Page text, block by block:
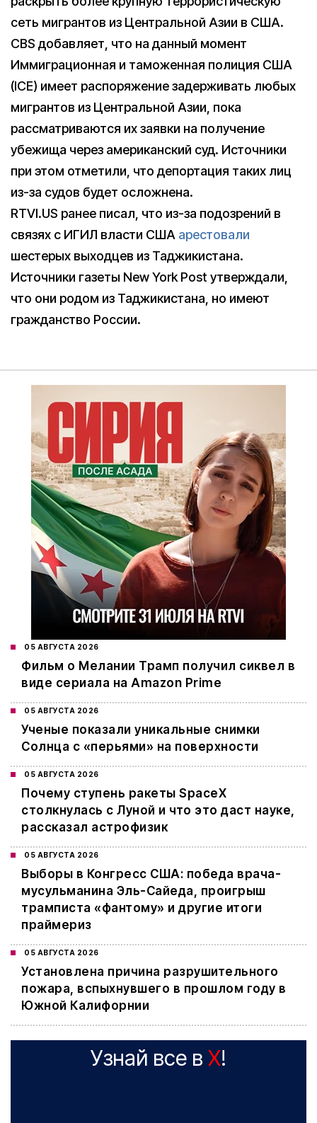
сеть мигрантов из Центральной Азии в США.
CBS добавляет, что на данный момент
Иммиграционная и таможенная полиция США
(ICE) имеет распоряжение задерживать любых
мигрантов из Центральной Азии, пока
рассматриваются их заявки на получение
убежища через американский суд. Источники
при этом отметили, что депортация таких лиц
из-за судов будет осложнена.
RTVI.US ранее писал, что из-за подозрений в
связях с ИГИЛ власти США арестовали
шестерых выходцев из Таджикистана.
Источники газеты New York Post утверждали,
что они родом из Таджикистана, но имеют
гражданство России.
05 АВГУСТА 2026
Фильм о Мелании Трамп получил сиквел в
виде сериала на Amazon Prime
05 АВГУСТА 2026
Ученые показали уникальные снимки
Солнца с «перьями» на поверхности
05 АВГУСТА 2026
Почему ступень ракеты SpaceX
столкнулась с Луной и что это даст науке,
рассказал астрофизик
05 АВГУСТА 2026
Выборы в Конгресс США: победа врача-
мусульманина Эль-Сайеда, проигрыш
трамписта «фантому» и другие итоги
праймериз
05 АВГУСТА 2026
Установлена причина разрушительного
пожара, вспыхнувшего в прошлом году в
Южной Калифорнии
Узнай все в X!